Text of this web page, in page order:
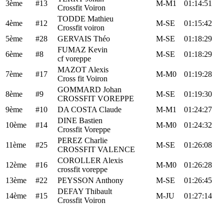
3ème #13
Crossfit Voiron
M-M1 01:14:51
4ème #12
TODDE Mathieu
Crossfit voiron
M-SE
01:15:42
5ème
#28 GERVAIS Théo M-SE
01:18:29
6ème
#8
FUMAZ Kevin
cf voreppe
M-SE 01:18:29
7ème #17
MAZOT Alexis
Cross fit Voiron
M-M0 01:19:28
8ème #9
GOMMARD Johan
CROSSFIT VOREPPE
M-SE
01:19:30
9ème
#10 DA COSTA Claude M-M1
01:24:27
10ème
#14
DINE Bastien
Crossfit Voreppe
M-M0 01:24:32
11ème #25
PEREZ Charlie
CROSSFIT VALENCE
M-SE 01:26:08
12ème #16
COROLLER Alexis
crossfit voreppe
M-M0
01:26:28
13ème
#22 PEYSSON Anthony M-SE
01:26:45
14ème
#15
DEFAY Thibault
Crossfit Voiron
M-JU
01:27:14